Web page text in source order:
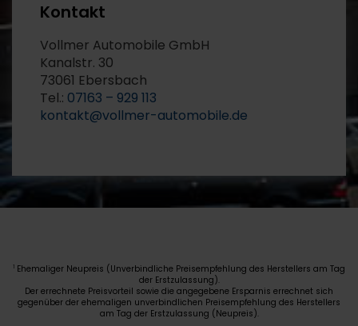
Kontakt
Vollmer Automobile GmbH
Kanalstr. 30
73061 Ebersbach
Tel.: 07163 – 929 113
kontakt@vollmer-automobile.de
1 Ehemaliger Neupreis (Unverbindliche Preisempfehlung des Herstellers am Tag
der Erstzulassung).
Der errechnete Preisvorteil sowie die angegebene Ersparnis errechnet sich
gegenüber der ehemaligen unverbindlichen Preisempfehlung des Herstellers
am Tag der Erstzulassung (Neupreis).